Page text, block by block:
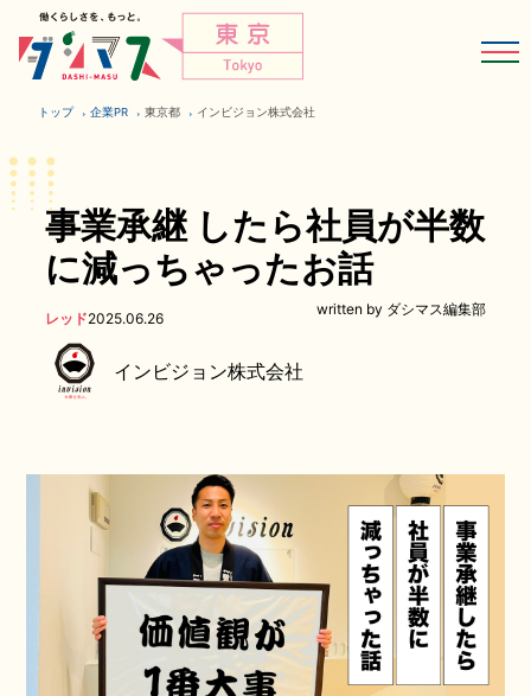
トップ 企業PR 東京都 インビジョン株式会社
事業承継 したら社員が半数
に減っちゃったお話
レッド2025.06.26
written by ダシマス編集部
インビジョン株式会社